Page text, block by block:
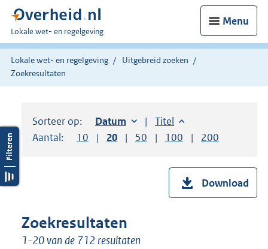
Menu
U
bent
hier:
Lokale wet- en regelgeving
Lokale wet- en regelgeving
Uitgebreid zoeken
Zoekresultaten
Sorteer op: Sorteer op:
Datum oplopendSorteer op:
Titel oplopend
Aantal:
Toon
10 resultaten per pagina
Toon
20 resultaten per pagina
Toon
50 resultaten per pagina
Toon
100 resultaten per
Toon
200
Download
Zoekresultaten
1-20 van de 712 resultaten